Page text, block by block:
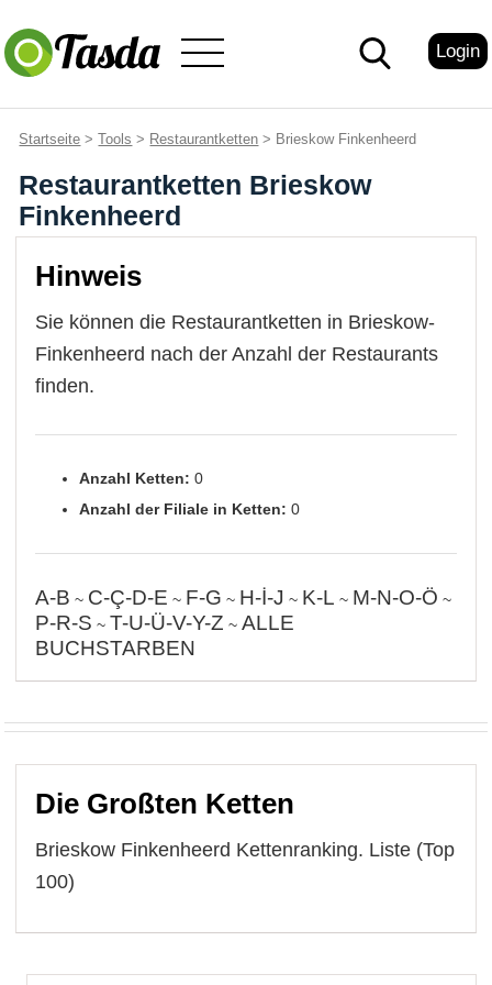
Login
Startseite >Tools > Restaurantketten > Brieskow Finkenheerd
Restaurantketten Brieskow
Finkenheerd
Hinweis
Sie können die Restaurantketten in Brieskow-
Finkenheerd nach der Anzahl der Restaurants
finden.
Anzahl Ketten: 0
Anzahl der Filiale in Ketten: 0
A-B ~ C-Ç-D-E ~ F-G ~ H-İ-J ~ K-L ~ M-N-O-Ö ~
P-R-S ~ T-U-Ü-V-Y-Z ~ALLE
BUCHSTARBEN
Die Großten Ketten
Brieskow Finkenheerd Kettenranking. Liste (Top
100)